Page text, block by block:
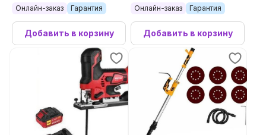
Онлайн-заказ Гарантия
Добавить в корзину
Онлайн-заказ Гарантия
Добавить в корзину